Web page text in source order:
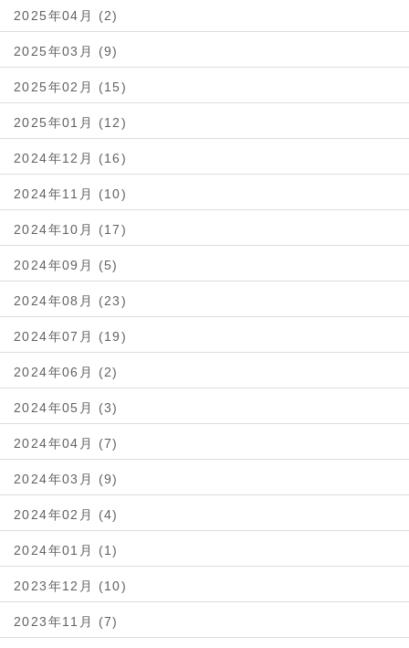
2025年04月 (2)
2025年03月 (9)
2025年02月 (15)
2025年01月 (12)
2024年12月 (16)
2024年11月 (10)
2024年10月 (17)
2024年09月 (5)
2024年08月 (23)
2024年07月 (19)
2024年06月 (2)
2024年05月 (3)
2024年04月 (7)
2024年03月 (9)
2024年02月 (4)
2024年01月 (1)
2023年12月 (10)
2023年11月 (7)